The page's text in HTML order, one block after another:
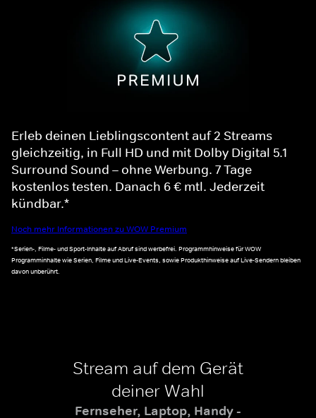
Erleb deinen Lieblingscontent auf 2 Streams
gleichzeitig, in Full HD und mit Dolby Digital 5.1
Surround Sound – ohne Werbung. 7 Tage
kostenlos testen. Danach 6 € mtl. Jederzeit
kündbar.*
Noch mehr Informationen zu WOW Premium
*Serien-, Filme- und Sport-Inhalte auf Abruf sind werbefrei. Programmhinweise für WOW
Programminhalte wie Serien, Filme und Live-Events, sowie Produkthinweise auf Live-Sendern bleiben
davon unberührt.
Stream auf dem Gerät
deiner Wahl
Fernseher, Laptop, Handy -